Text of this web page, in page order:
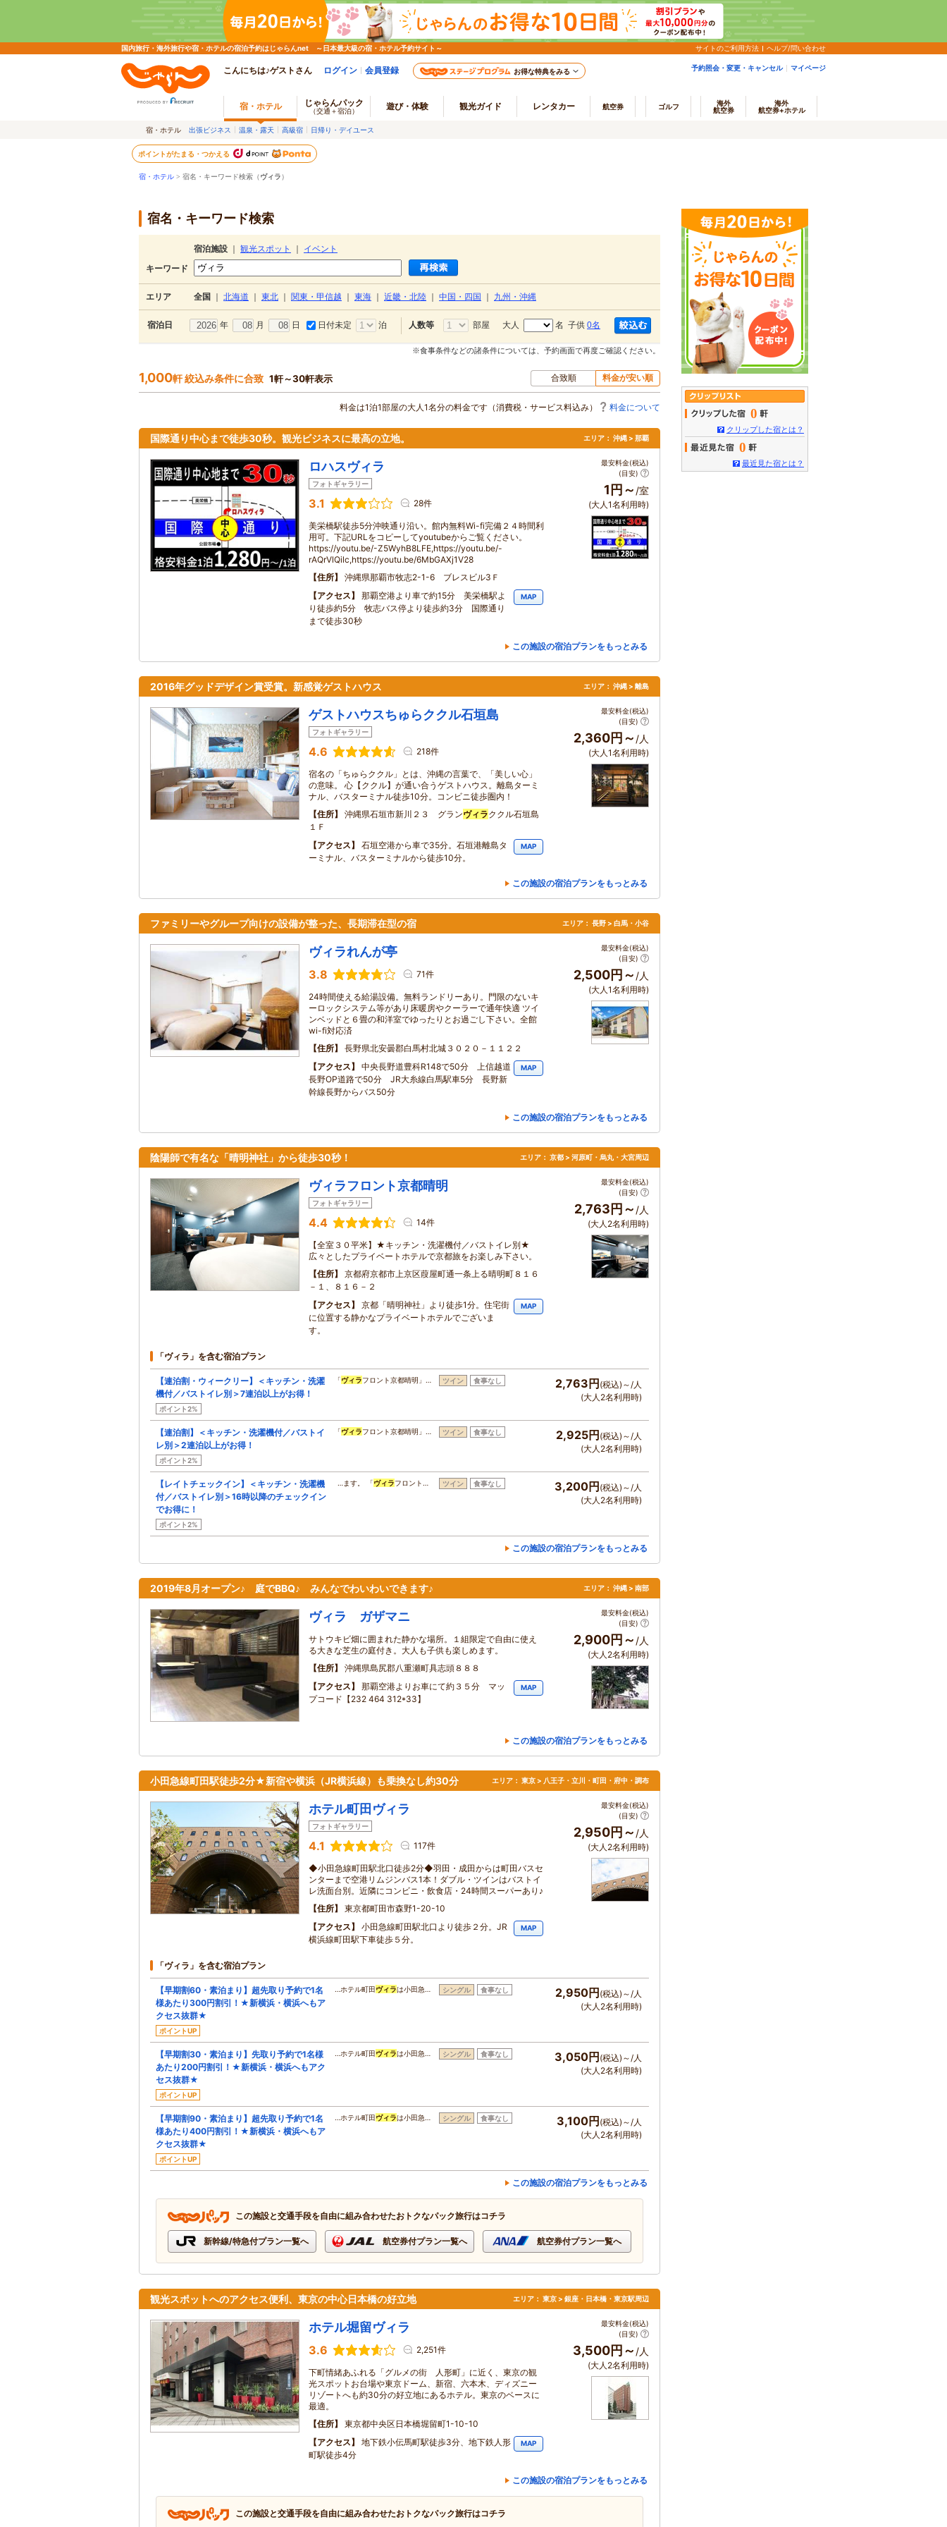
国内旅行・海外旅行や宿・ホテルの宿泊予約はじゃらんnet ～日本最大級の宿・ホテル予約サイト～ サイトのご利用方法 ヘルプ/問い合わせ
こんにちは♪ゲストさん ログイン 会員登録 お得な特典をみる 予約照会・変更・キャンセル マイページ
宿・ホテル じゃらんパック
（交通＋宿泊） 遊び・体験 観光ガイド レンタカー 航空券 ゴルフ
海外
航空券
海外
航空券+ホテル
宿・ホテル 出張ビジネス 温泉・露天 高級宿 日帰り・デイユース
ポイントがたまる・つかえる
宿・ホテル > 宿名・キーワード検索（ヴィラ）
宿名・キーワード検索
宿泊施設 観光スポット
イベント
キーワード
エリア 全国 北海道 東北 関東・甲信越 東海 近畿・北陸 中国・四国 九州・沖縄
宿泊日 年 月 日 日付未定 泊 人数等 部屋 大人 名 子供 0名
※食事条件などの諸条件については、予約画面で再度ご確認ください。
1,000軒 絞込み条件に合致 1軒～30軒表示 合致順 料金が安い順
料金は1泊1部屋の大人1名分の料金です（消費税・サービス料込み） 料金について
国際通り中心まで徒歩30秒。観光ビジネスに最高の立地。 エリア： 沖縄 > 那覇
ロハスヴィラ
フォトギャラリー
3.1 28件
美栄橋駅徒歩5分沖映通り沿い。館内無料Wi-fi完備２４時間利
用可。下記URLをコピーしてyoutubeからご覧ください。
https://youtu.be/-Z5WyhB8LFE,https://youtu.be/-
rAQrVlQilc,https://youtu.be/6MbGAXj1V28
住所
沖縄県那覇市牧志2-1-6 ブレスビル3Ｆ
アクセス
那覇空港より車で約15分 美栄橋駅よ
り徒歩約5分 牧志バス停より徒歩約3分 国際通り
まで徒歩30秒
MAP
最安料金(税込)
(目安)
1円～ /室
(大人1名利用時)
この施設の宿泊プランをもっとみる
2016年グッドデザイン賞受賞。新感覚ゲストハウス エリア： 沖縄 > 離島
ゲストハウスちゅらククル石垣島
フォトギャラリー
4.6 218件
宿名の「ちゅらククル」とは、沖縄の言葉で、「美しい心」
の意味。 心【ククル】が通い合うゲストハウス。離島ターミ
ナル、バスターミナル徒歩10分。コンビニ徒歩圏内！
住所
沖縄県石垣市新川２３ グランヴィラククル石垣島
１Ｆ
アクセス
石垣空港から車で35分。石垣港離島タ
ーミナル、バスターミナルから徒歩10分。
MAP
最安料金(税込)
(目安)
2,360円～ /人
(大人1名利用時)
この施設の宿泊プランをもっとみる
ファミリーやグループ向けの設備が整った、長期滞在型の宿 エリア： 長野 > 白馬・小谷
ヴィラれんが亭
3.8 71件
24時間使える給湯設備。無料ランドリーあり。門限のないキ
ーロックシステム等があり床暖房やクーラーで通年快適 ツイ
ンベッドと６畳の和洋室でゆったりとお過ごし下さい。全館
wi-fi対応済
住所
長野県北安曇郡白馬村北城３０２０－１１２２
アクセス
中央長野道豊科R148で50分 上信越道
長野OP道路で50分 JR大糸線白馬駅車5分 長野新
幹線長野からバス50分
MAP
最安料金(税込)
(目安)
2,500円～ /人
(大人1名利用時)
この施設の宿泊プランをもっとみる
陰陽師で有名な「晴明神社」から徒歩30秒！ エリア： 京都 > 河原町・烏丸・大宮周辺
ヴィラフロント京都晴明
フォトギャラリー
4.4 14件
【全室３０平米】★キッチン・洗濯機付／バストイレ別★
広々としたプライベートホテルで京都旅をお楽しみ下さい。
住所
京都府京都市上京区葭屋町通一条上る晴明町８１６
－１、８１６－２
アクセス
京都「晴明神社」より徒歩1分。住宅街
に位置する静かなプライベートホテルでございま
す。
MAP
最安料金(税込)
(目安)
2,763円～ /人
(大人2名利用時)
「ヴィラ」を含む宿泊プラン
【連泊割・ウィークリー】＜キッチン・洗濯
機付／バストイレ別＞7連泊以上がお得！
ポイント2%
「ヴィラフロント京都晴明」… ツイン 食事なし 2,763円 (税込)～/人
(大人2名利用時)
【連泊割】＜キッチン・洗濯機付／バストイ
レ別＞2連泊以上がお得！
ポイント2%
「ヴィラフロント京都晴明」… ツイン 食事なし 2,925円 (税込)～/人
(大人2名利用時)
【レイトチェックイン】＜キッチン・洗濯機
付／バストイレ別＞16時以降のチェックイン
でお得に！
ポイント2%
…ます。 「ヴィラフロント… ツイン 食事なし 3,200円 (税込)～/人
(大人2名利用時)
この施設の宿泊プランをもっとみる
2019年8月オープン♪ 庭でBBQ♪ みんなでわいわいできます♪ エリア： 沖縄 > 南部
ヴィラ ガザマニ
サトウキビ畑に囲まれた静かな場所。１組限定で自由に使え
る大きな芝生の庭付き。大人も子供も楽しめます。
住所
沖縄県島尻郡八重瀬町具志頭８８８
アクセス
那覇空港よりお車にて約３５分 マッ
プコード【232 464 312*33】
MAP
最安料金(税込)
(目安)
2,900円～ /人
(大人2名利用時)
この施設の宿泊プランをもっとみる
小田急線町田駅徒歩2分★新宿や横浜（JR横浜線）も乗換なし約30分 エリア： 東京 > 八王子・立川・町田・府中・調布
ホテル町田ヴィラ
フォトギャラリー
4.1 117件
◆小田急線町田駅北口徒歩2分◆羽田・成田からは町田バスセ
ンターまで空港リムジンバス1本！ダブル・ツインはバストイ
レ洗面台別。近隣にコンビニ・飲食店・24時間スーパーあり♪
住所
東京都町田市森野1-20-10
アクセス
小田急線町田駅北口より徒歩２分。JR
横浜線町田駅下車徒歩５分。
MAP
最安料金(税込)
(目安)
2,950円～ /人
(大人2名利用時)
「ヴィラ」を含む宿泊プラン
【早期割60・素泊まり】超先取り予約で1名
様あたり300円割引！★新横浜・横浜へもア
クセス抜群★
ポイントUP
…ホテル町田ヴィラは小田急… シングル 食事なし 2,950円 (税込)～/人
(大人2名利用時)
【早期割30・素泊まり】先取り予約で1名様
あたり200円割引！★新横浜・横浜へもアク
セス抜群★
ポイントUP
…ホテル町田ヴィラは小田急… シングル 食事なし 3,050円 (税込)～/人
(大人2名利用時)
【早期割90・素泊まり】超先取り予約で1名
様あたり400円割引！★新横浜・横浜へもア
クセス抜群★
ポイントUP
…ホテル町田ヴィラは小田急… シングル 食事なし 3,100円 (税込)～/人
(大人2名利用時)
この施設の宿泊プランをもっとみる
この施設と交通手段を自由に組み合わせたおトクなパック旅行はコチラ
新幹線/特急付プラン一覧へ 航空券付プラン一覧へ 航空券付プラン一覧へ
観光スポットへのアクセス便利、東京の中心日本橋の好立地 エリア： 東京 > 銀座・日本橋・東京駅周辺
ホテル堀留ヴィラ
3.6 2,251件
下町情緒あふれる「グルメの街 人形町」に近く、東京の観
光スポットお台場や東京ドーム、新宿、六本木、ディズニー
リゾートへも約30分の好立地にあるホテル。東京のベースに
最適。
住所
東京都中央区日本橋堀留町1-10-10
アクセス
地下鉄小伝馬町駅徒歩3分、地下鉄人形
町駅徒歩4分
MAP
最安料金(税込)
(目安)
3,500円～ /人
(大人2名利用時)
この施設の宿泊プランをもっとみる
この施設と交通手段を自由に組み合わせたおトクなパック旅行はコチラ
0
クリップした宿とは？
0
最近見た宿とは？